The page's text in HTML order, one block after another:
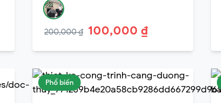
200,000 ₫ 100,000 ₫
Phổ biến